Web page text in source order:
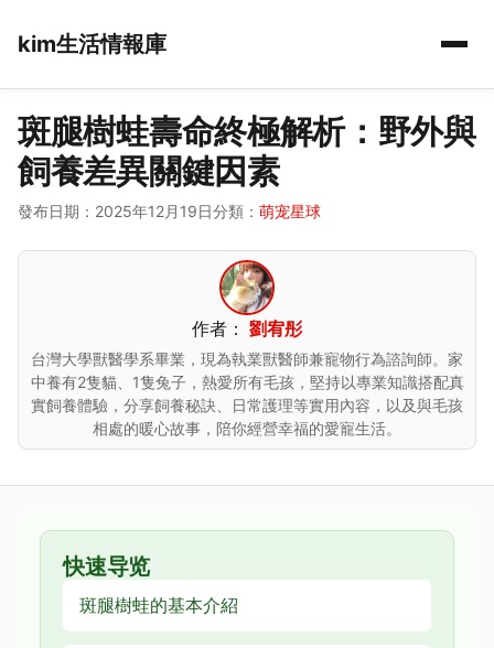
kim生活情報庫
斑腿樹蛙壽命終極解析：野外與
飼養差異關鍵因素
發布日期：2025年12月19日分類： 萌宠星球
作者： 劉宥彤
台灣大學獸醫學系畢業，現為執業獸醫師兼寵物行為諮詢師。家
中養有2隻貓、1隻兔子，熱愛所有毛孩，堅持以專業知識搭配真
實飼養體驗，分享飼養秘訣、日常護理等實用內容，以及與毛孩
相處的暖心故事，陪你經營幸福的愛寵生活。
快速导览
斑腿樹蛙的基本介紹